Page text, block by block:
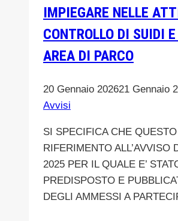
di
Pollina
Mercoledì
Aprile
IMPIEGARE NELLE
CONTROLLO DI SUIDI
AREA DI PARCO
20 Gennaio 202621 Gennaio
Avvisi
SI SPECIFICA CHE
RIFERIMENTO ALL’AVVISO
2025 PER IL QUALE E’
PREDISPOSTO E
DEGLI AMMESSI A